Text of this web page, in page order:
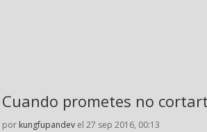
Cuando prometes no
por kungfupandev el 27 sep 2016, 00:13